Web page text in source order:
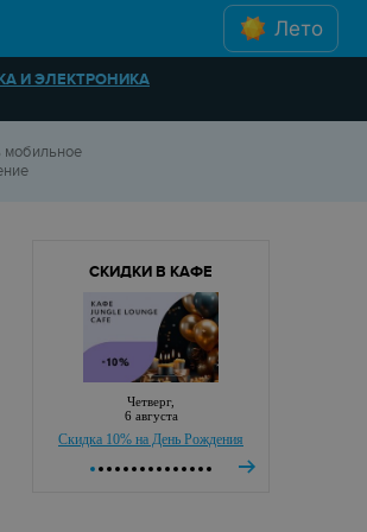
Лето
И ЭЛЕКТРОНИКА
мобильное
СКИДКИ В КАФЕ
четверг,
6 августа
Скидка 10% на День Рождения